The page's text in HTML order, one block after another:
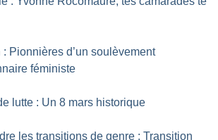
: Pionnières d’un soulèvement
féministe
lutte : Un 8 mars historique
les transitions de genre : Transition